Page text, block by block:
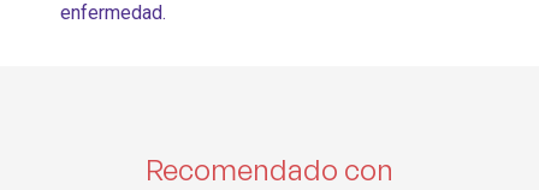
enfermedad.
Recomendado con